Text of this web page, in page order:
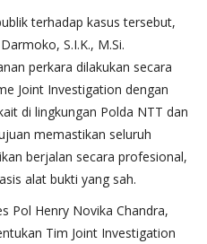
terhadap kasus tersebut,
S.I.K., M.Si.
perkara dilakukan secara
Joint Investigation dengan
di lingkungan Polda NTT dan
memastikan seluruh
berjalan secara profesional,
alat bukti yang sah.
Pol Henry Novika Chandra,
Tim Joint Investigation